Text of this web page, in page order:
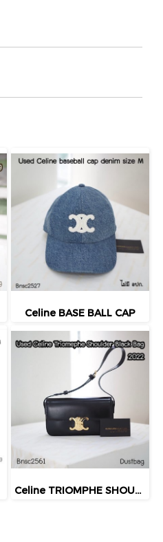
Celine BASE BALL CAP
Celine TRIOMPHE SHOULDER 2022